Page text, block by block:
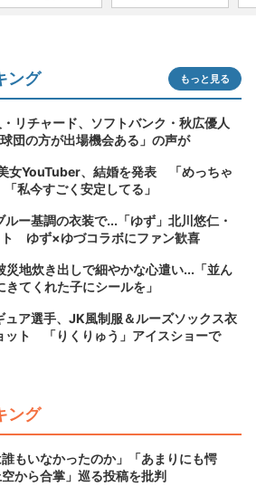
ング もっと見る
リチャード、ソフトバンク・秋広優人
団の方が出場機会ある」の声が
女YouTuber、結婚を発表 「めっちゃ
私今すごく安定してる」
ー基調の衣装で...「ゆず」北川悠仁・
ゆず×ゆづコラボにファン歓喜
災地炊き出しで細やかな心遣い...「並ん
てくれた子にシールを」
ュア選手、JK風制服＆ルーズソックス衣
ット 「りくりゅう」アイスショーで
ング
もいなかったのか」「あまりにも愕
から合掌」巡る投稿を批判